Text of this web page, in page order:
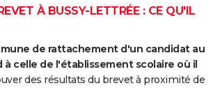
À BUSSY-LETTRÉE : CE QU'IL
de rattachement d'un candidat au
celle de l'établissement scolaire où il
des résultats du brevet à proximité de